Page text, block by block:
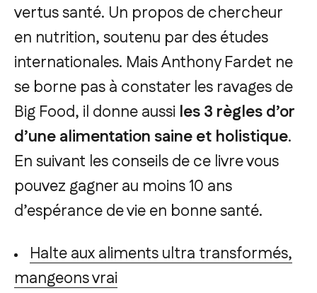
vertus santé. Un propos de chercheur
en nutrition, soutenu par des études
internationales. Mais Anthony Fardet ne
se borne pas à constater les ravages de
Big Food, il donne aussi les 3 règles d’or
d’une alimentation saine et holistique.
En suivant les conseils de ce livre vous
pouvez gagner au moins 10 ans
d’espérance de vie en bonne santé.
Halte aux aliments ultra transformés,
mangeons vrai